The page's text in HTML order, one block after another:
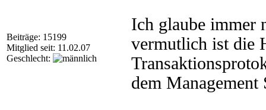
Beiträge: 15199
Mitglied seit: 11.02.07
Geschlecht:
Ich glaube immer
vermutlich ist die
dem